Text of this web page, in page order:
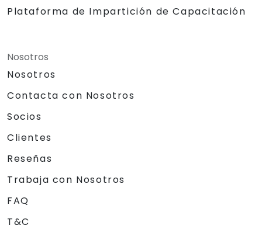
Plataforma de Impartición de Capacitación
Nosotros
Nosotros
Contacta con Nosotros
Socios
Clientes
Reseñas
Trabaja con Nosotros
FAQ
T&C